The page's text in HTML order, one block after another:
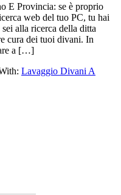
E Provincia: se è proprio
web del tuo PC, tu hai
alla ricerca della ditta
cura dei tuoi divani. In
a […]
Lavaggio Divani A